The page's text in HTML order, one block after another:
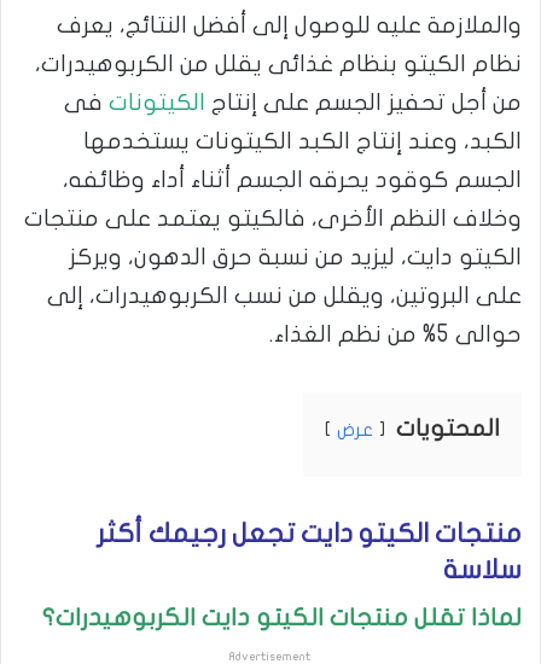
والملازمة عليه للوصول إلى أفضل النتائج، يعرف
نظام الكيتو بنظام غذائى يقلل من الكربوهيدرات،
من أجل تحفيز الجسم على إنتاج
الكيتونات فى
الكبد، وعند إنتاج الكبد الكيتونات يستخدمها
الجسم كوقود يحرقه الجسم أثناء أداء وظائفه،
وخلاف النظم الأخرى، فالكيتو يعتمد على منتجات
الكيتو دايت، ليزيد من نسبة حرق الدهون، ويركز
على البروتين، ويقلل من نسب الكربوهيدرات، إلى
حوالى 5% من نظم الغذاء.
المحتويات عرض
منتجات الكيتو دايت تجعل رجيمك أكثر
سلاسة
لماذا تقلل منتجات الكيتو دايت الكربوهيدرات؟
Advertisement